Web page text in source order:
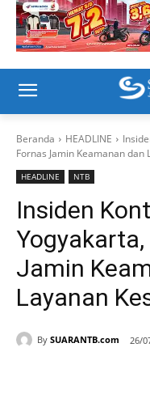
Beranda HEADLINE
Fornas Jamin Keamanan dan
HEADLINE NTB
Insiden
Jamin
Layanan
By SUARANTB.com 26/